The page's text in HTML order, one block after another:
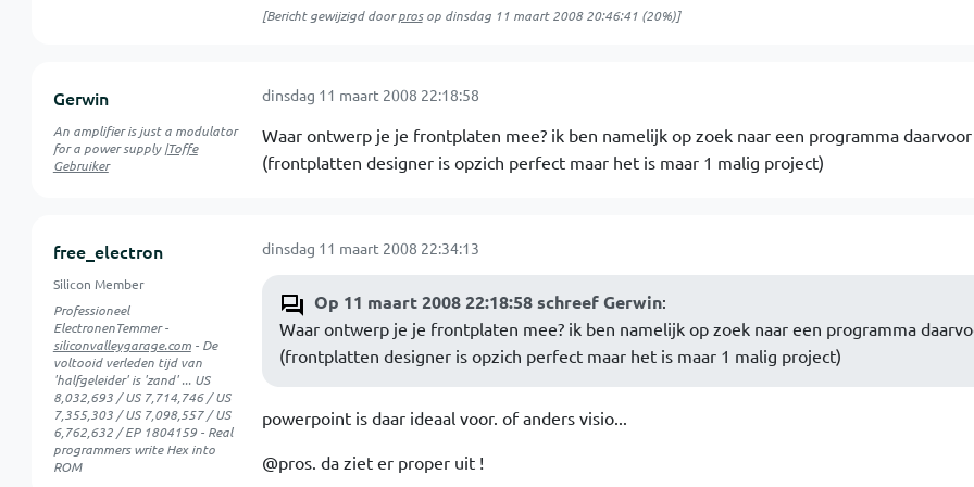
[Bericht gewijzigd doorprosop dinsdag 11 maart 2008 20:46:41(20%)]
Gerwin
An amplifier is just a modulator
for a power supply |Toffe
Gebruiker
dinsdag 11 maart 2008 22:18:58
Waar ontwerp je je frontplaten mee? ik ben namelijk op zoek naar een programma daarvoor
(frontplatten designer is opzich perfect maar het is maar 1 malig project)
free_electron
Silicon Member
Professioneel
ElectronenTemmer -
siliconvalleygarage.com- De
voltooid verleden tijd van
'halfgeleider' is 'zand' ... US
8,032,693 / US 7,714,746 / US
7,355,303 / US 7,098,557 / US
6,762,632 / EP 1804159 - Real
programmers write Hex into
ROM
dinsdag 11 maart 2008 22:34:13
Op 11 maart 2008 22:18:58 schreef Gerwin:
Waar ontwerp je je frontplaten mee? ik ben namelijk op zoek naar een programma
(frontplatten designer is opzich perfect maar het is maar 1 malig project)
powerpoint is daar ideaal voor. of anders visio...
@pros. da ziet er proper uit !